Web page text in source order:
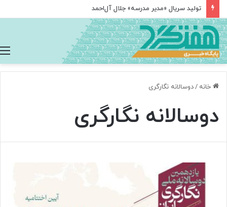
تولید سریال «مدیر مدرسه» جلال آل‌احمد
خانه /دوسالانه نگارگری
دوسالانه نگارگری